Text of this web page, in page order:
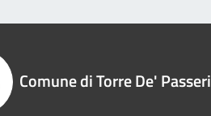
Comune di Torre De' Passeri